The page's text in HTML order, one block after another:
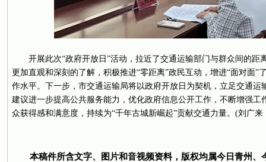
开展此次“政府开放日”活动，拉近了交通运输部门与群众间的距
更加直观和深刻的了解，积极推进“零距离”政民互动，增进“面对面”
作水平。下一步，市交通运输局将以政府开放日为契机，立足交通运
建议进一步提高公共服务能力，优化政府信息公开工作，不断增强工
众获得感和满意度，持续为“千年古城新崛起”贡献交通力量。(刘广
本稿件所含文字、图片和音视频资料，版权均属今日青州、